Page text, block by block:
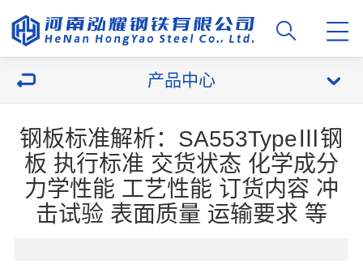
产品中心
钢板标准解析：SA553TypeⅢ钢
板 执行标准 交货状态 化学成分
力学性能 工艺性能 订货内容 冲
击试验 表面质量 运输要求 等